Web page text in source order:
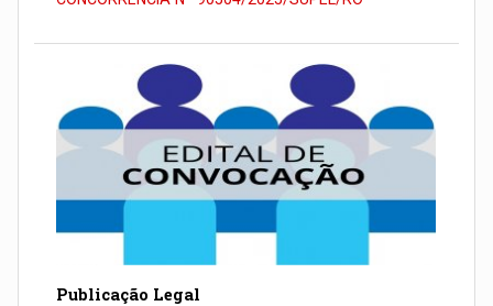
Publicação Legal